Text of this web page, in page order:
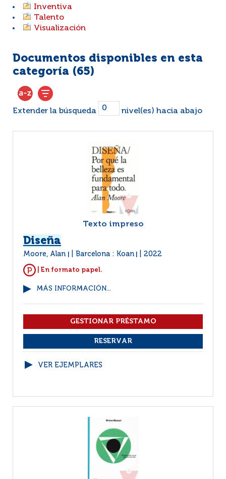
Inventiva
Talento
Visualización
Documentos disponibles en esta
categoría (65)
Extender la búsqueda nivel(es) hacia abajo
Texto impreso
Diseña
Moore, Alan Barcelona : Koan 2022
| En formato papel.
MÁS INFORMACIÓN...
VER EJEMPLARES